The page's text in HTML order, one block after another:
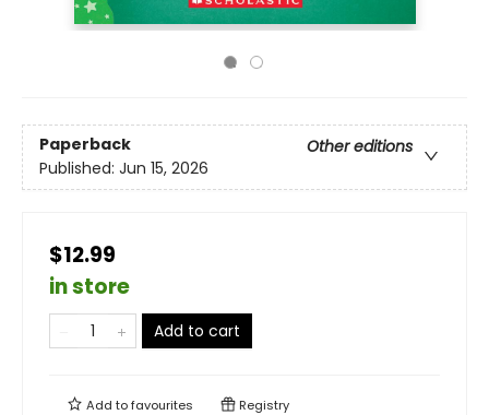
Paperback
Other editions
Published: Jun 15, 2026
$12.99
in store
Add to cart
Add tofavourites Registry